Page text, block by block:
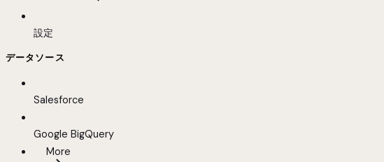
設定
データソース
Salesforce
Google BigQuery
More